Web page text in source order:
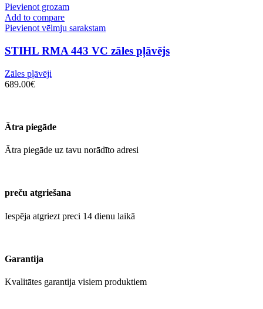
Pievienot grozam
Add to compare
Pievienot vēlmju sarakstam
STIHL RMA 443 VC zāles pļāvējs
Zāles pļāvēji
689.00€
Ātra piegāde
Ātra piegāde uz tavu norādīto adresi
preču atgriešana
Iespēja atgriezt preci 14 dienu laikā
Garantija
Kvalitātes garantija visiem produktiem